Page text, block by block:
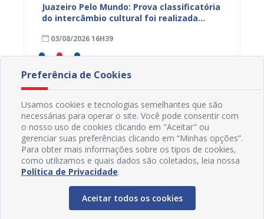
Juazeiro Pelo Mundo: Prova classificatória
do intercâmbio cultural foi realizada
divulgado nesta terça (04)
03/08/2026 16H39
Preferência de Cookies
Usamos cookies e tecnologias semelhantes que são
necessárias para operar o site. Você pode consentir com
o nosso uso de cookies clicando em "Aceitar" ou
gerenciar suas preferências clicando em “Minhas opções”.
Para obter mais informações sobre os tipos de cookies,
como utilizamos e quais dados são coletados, leia nossa
Política de Privacidade.
Aceitar todos os cookies